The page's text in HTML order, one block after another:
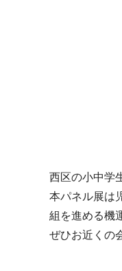
西区の小中学
本パネル展は
組を進める機
ぜひお近くの